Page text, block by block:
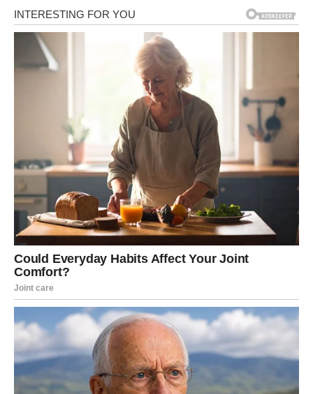
Slobodni Rakovi mogu dobiti poruku koja budi stare
emocije. Pre nego što odgovorite, zapitajte se – da li je to
ljubav ili samo nostalgija?
Ne vraćaj se tamo gde si bio povređen.
LAV – STRAST I PONOS
Lav danas želi pažnju. Ako je ne dobije, može postati
hladan. U vezi je važno da pokažete i ranjivu stranu.
Slobodni Lavovi danas zrače i privlače poglede. Moguć je
flert koji se razvija brže nego što ste očekivali.
Poruka dana:
DEVICA – POTREBA ZA
JASNOĆOM
Devica danas želi definiciju odnosa. Ako nešto nije jasno,